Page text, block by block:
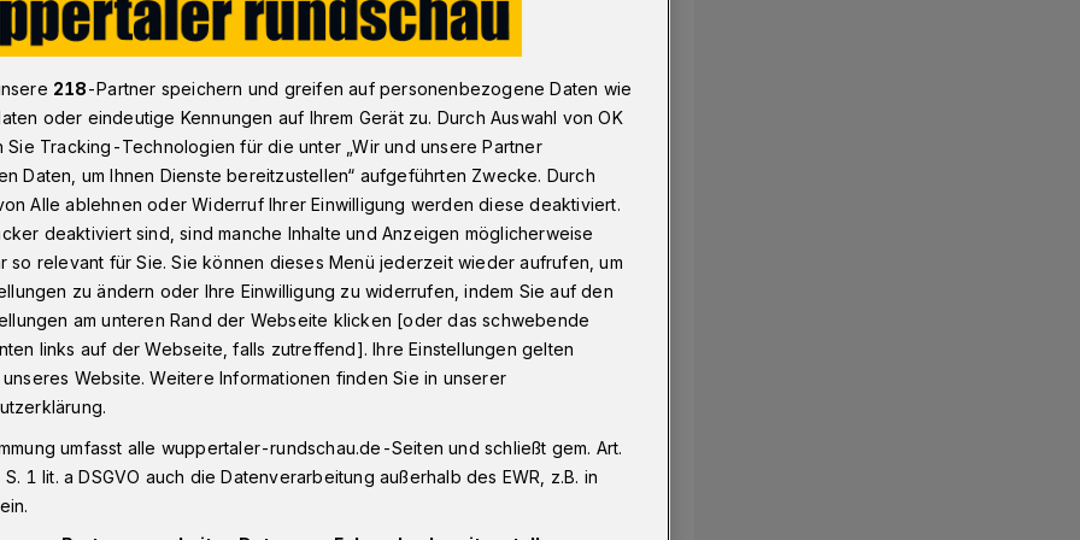
für Fußgänger gesperrt
für
wird abgesenkt und in ihre
ist sie ab Dienstag (22. Mai 2018)
Juni für Fußgänger gesperrt.
218-Partner speichern und greifen auf personenbezogene Daten wie
oder eindeutige Kennungen auf Ihrem Gerät zu. Durch Auswahl von OK
Sie Tracking-Technologien für die unter „Wir und unsere Partner
Daten, um Ihnen Dienste bereitzustellen“ aufgeführten Zwecke. Durch
Alle ablehnen oder Widerruf Ihrer Einwilligung werden diese deaktiviert.
deaktiviert sind, sind manche Inhalte und Anzeigen möglicherweise
so relevant für Sie. Sie können dieses Menü jederzeit wieder aufrufen, um
zu ändern oder Ihre Einwilligung zu widerrufen, indem Sie auf den
am unteren Rand der Webseite klicken [oder das schwebende
links auf der Webseite, falls zutreffend]. Ihre Einstellungen gelten
Website. Weitere Informationen finden Sie in unserer
umfasst alle wuppertaler-rundschau.de-Seiten und schließt gem. Art.
1 lit. a DSGVO auch die Datenverarbeitung außerhalb des EWR, z.B. in